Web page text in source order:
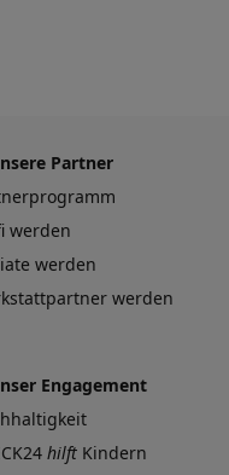
Partner
werden
werden
werden
Engagement
hilft Kindern